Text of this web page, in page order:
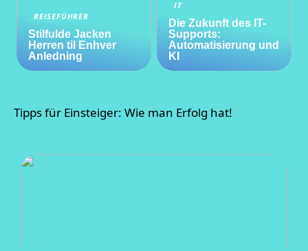
REISEFÜHRER
Stilfulde Jacken
Herren til Enhver
Anledning
IT
Die Zukunft des IT-
Supports:
Automatisierung und
KI
Tipps für Einsteiger: Wie man Erfolg hat!